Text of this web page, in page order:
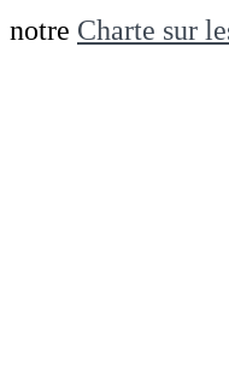
notre Charte sur